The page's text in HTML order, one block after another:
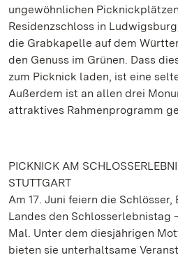
ungewöhnlichen
Residenzschloss in
die Grabkapelle auf dem
den Genuss im Grünen. Dass
zum Picknick laden, ist eine
Außerdem ist an allen drei
attraktives Rahmenprogramm
PICKNICK AM
STUTTGART
Am 17. Juni feiern die
Landes den Schlosserlebnistag
Mal. Unter dem diesjährigen
bieten sie unterhaltsame